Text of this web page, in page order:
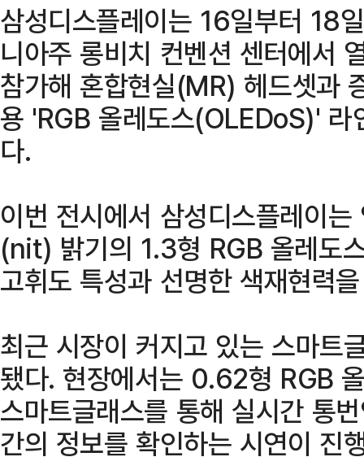
삼성디스플레이는 16일부터 18
니아주 롱비치 컨벤션 센터에
참가해 혼합현실(MR) 헤드셋과
용 'RGB 올레도스(OLEDoS)' 라
다.
이번 전시에서 삼성디스플레이
(nit) 밝기의 1.3형 RGB 올레도
고휘도 특성과 선명한 색재현력
최근 시장이 커지고 있는 스마트
됐다. 현장에서는 0.62형 RGB
스마트글래스를 통해 실시간 통
간의 정보를 확인하는 시연이 진